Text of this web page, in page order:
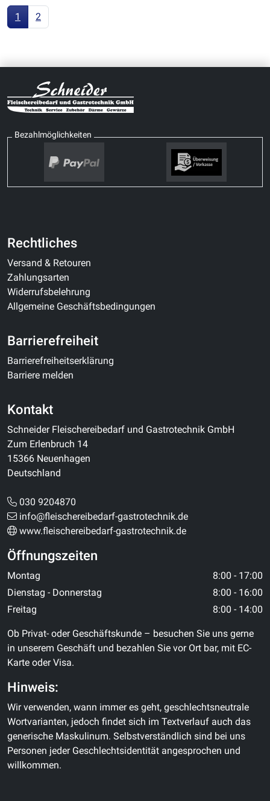
1 2
Bezahlmöglichkeiten
Rechtliches
Versand & Retouren
Zahlungsarten
Widerrufsbelehrung
Allgemeine Geschäftsbedingungen
Barrierefreiheit
Barrierefreiheitserklärung
Barriere melden
Kontakt
Schneider Fleischereibedarf und Gastrotechnik GmbH
Zum Erlenbruch 14
15366 Neuenhagen
Deutschland
030 9204870
info@fleischereibedarf-gastrotechnik.de
www.fleischereibedarf-gastrotechnik.de
Öffnungszeiten
Montag
8:00 - 17:00
Dienstag - Donnerstag
8:00 - 16:00
Freitag
8:00 - 14:00
Ob Privat- oder Geschäftskunde – besuchen Sie uns gerne
in unserem Geschäft und bezahlen Sie vor Ort bar, mit EC-
Karte oder Visa.
Hinweis:
Wir verwenden, wann immer es geht, geschlechtsneutrale
Wortvarianten, jedoch findet sich im Textverlauf auch das
generische Maskulinum. Selbstverständlich sind bei uns
Personen jeder Geschlechtsidentität angesprochen und
willkommen.